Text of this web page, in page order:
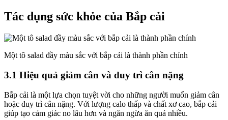
Tác dụng sức khỏe của Bắp cải
Một tô salad đầy màu sắc với bắp cải là thành phần chính
3.1 Hiệu quả giảm cân và duy trì cân nặng
Bắp cải là một lựa chọn tuyệt vời cho những người muốn giảm cân
hoặc duy trì cân nặng. Với lượng calo thấp và chất xơ cao, bắp cải
giúp tạo cảm giác no lâu hơn và ngăn ngừa ăn quá nhiều.